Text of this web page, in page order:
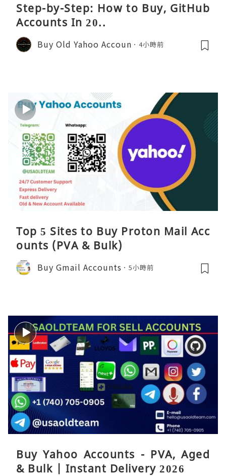
Step-by-Step: How to Buy, GitHub
Accounts In 20..
Buy Old Yahoo Accoun 4小時前
Top 5 Sites to Buy Proton Mail Acc
ounts (PVA & Bulk)
Buy Gmail Accounts 5小時前
Buy Yahoo Accounts - PVA, Aged
& Bulk | Instant Delivery 2026